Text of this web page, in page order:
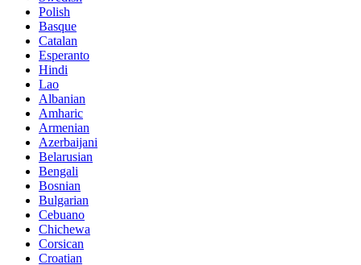
Polish
Basque
Catalan
Esperanto
Hindi
Lao
Albanian
Amharic
Armenian
Azerbaijani
Belarusian
Bengali
Bosnian
Bulgarian
Cebuano
Chichewa
Corsican
Croatian